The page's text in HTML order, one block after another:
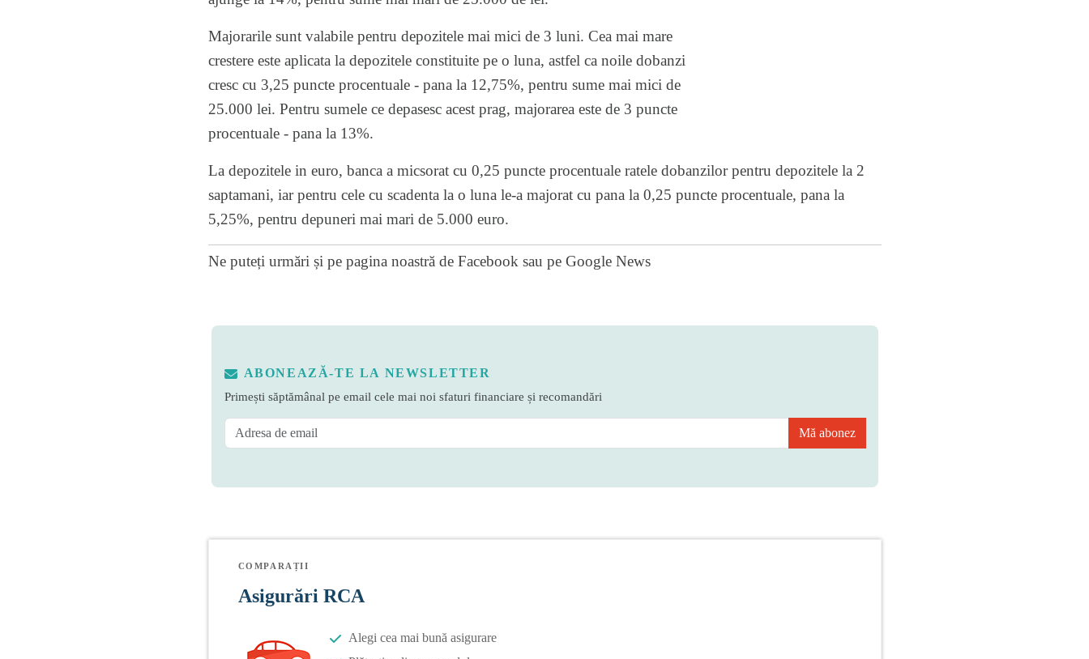
Majorarile sunt valabile pentru depozitele mai mici de 3 luni. Cea mai mare
crestere este aplicata la depozitele constituite pe o luna, astfel ca noile dobanzi
cresc cu 3,25 puncte procentuale - pana la 12,75%, pentru sume mai mici de
25.000 lei. Pentru sumele ce depasesc acest prag, majorarea este de 3 puncte
procentuale - pana la 13%.
La depozitele in euro, banca a micsorat cu 0,25 puncte procentuale ratele dobanzilor pentru depozitele la 2
saptamani, iar pentru cele cu scadenta la o luna le-a majorat cu pana la 0,25 puncte procentuale, pana la
5,25%, pentru depuneri mai mari de 5.000 euro.
Ne puteți urmări și pe pagina noastră de Facebook sau pe Google News
ABONEAZĂ-TE LA NEWSLETTER
Primești săptămânal pe email cele mai noi sfaturi financiare și recomandări
Mă abonez
COMPARAȚII
Asigurări RCA
Alegi cea mai bună asigurare